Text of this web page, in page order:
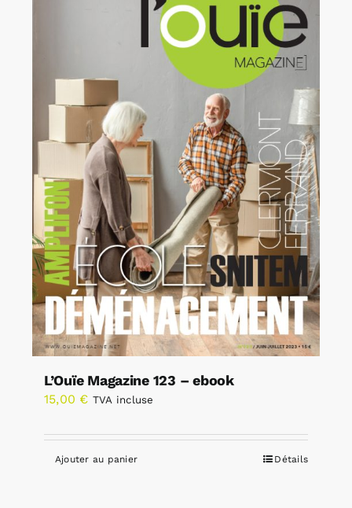
L’Ouïe Magazine 123 – ebook
15,00 € TVA incluse
Ajouter au panier Détails